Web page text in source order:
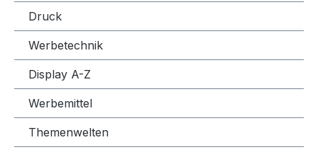
Druck
Werbetechnik
Display A-Z
Werbemittel
Themenwelten